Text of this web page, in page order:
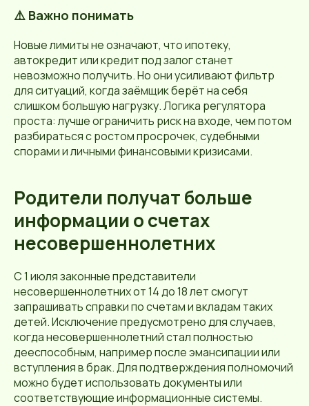
⚠️ Важно понимать
Новые лимиты не означают, что ипотеку,
автокредит или кредит под залог станет
невозможно получить. Но они усиливают фильтр
для ситуаций, когда заёмщик берёт на себя
слишком большую нагрузку. Логика регулятора
проста: лучше ограничить риск на входе, чем потом
разбираться с ростом просрочек, судебными
спорами и личными финансовыми кризисами.
Родители получат больше
информации о счетах
несовершеннолетних
С 1 июля законные представители
несовершеннолетних от 14 до 18 лет смогут
запрашивать справки по счетам и вкладам таких
детей. Исключение предусмотрено для случаев,
когда несовершеннолетний стал полностью
дееспособным, например после эмансипации или
вступления в брак. Для подтверждения полномочий
можно будет использовать документы или
соответствующие информационные системы.